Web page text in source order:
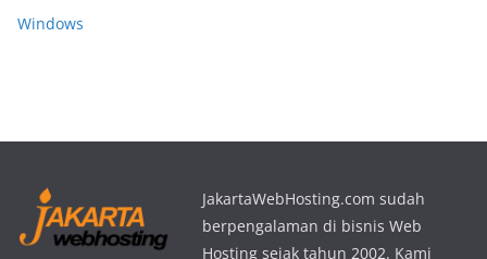
Windows
JakartaWebHosting.com sudah
berpengalaman di bisnis Web
Hosting sejak tahun 2002. Kami